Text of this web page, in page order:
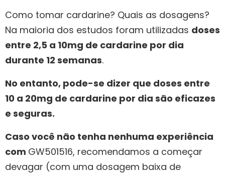
Como tomar cardarine? Quais as dosagens?
Na maioria dos estudos foram utilizadas doses
entre 2,5 a 10mg de cardarine por dia
durante 12 semanas.
No entanto, pode-se dizer que doses entre
10 a 20mg de cardarine por dia são eficazes
e seguras.
Caso você não tenha nenhuma experiência
com GW501516, recomendamos a começar
devagar (com uma dosagem baixa de